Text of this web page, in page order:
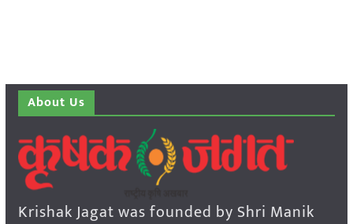
About Us
Krishak Jagat was founded by Shri Manik